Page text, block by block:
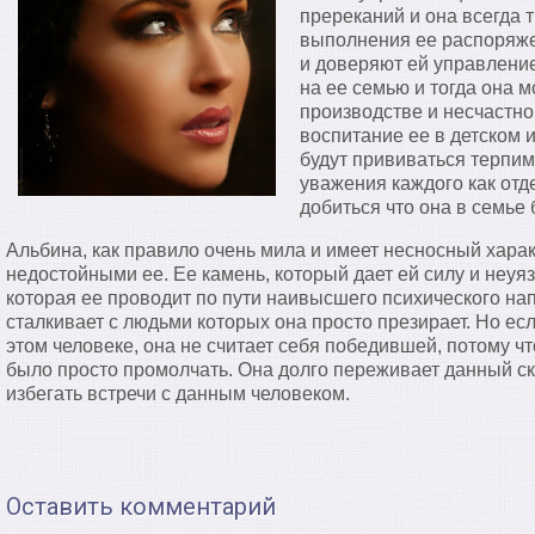
пререканий и она всегда
выполнения ее
и доверяют ей
на ее семью и тогда она
производстве и
воспитание ее в детском
будут прививаться
уважения каждого как
добиться что она в семье
Альбина, как правило очень мила и имеет несносный
недостойными ее. Ее камень, который дает ей силу и
которая ее проводит по пути наивысшего психического
сталкивает с людьми которых она просто презирает. Но
этом человеке, она не считает себя победившей, потому
было просто промолчать. Она долго переживает данный
избегать встречи с данным человеком.
Оставить комментарий